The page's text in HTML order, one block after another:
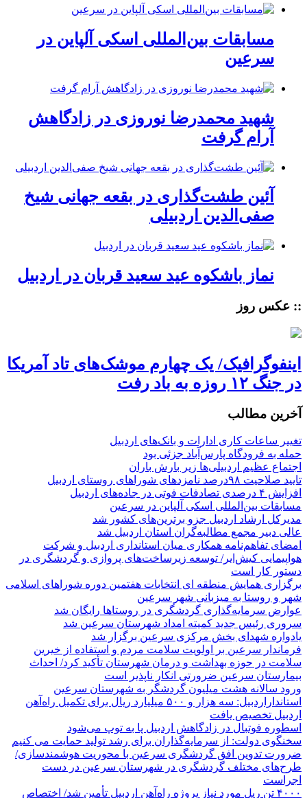
مسابقات بین‌المللی اسکی آلپاین در
سرعین
شهید محمدرضا نوروزی در زادگاهش
آرام گرفت
آئین طشت‌گذاری در بقعه جهانی شیخ
صفی‌الدین اردبیلی
نماز باشکوه عید سعید قربان در اردبیل
:: عکس روز
اینفوگرافیک/ یک چهارم موشک‌های تاد آمریکا
در جنگ ۱۲ روزه به باد رفت
آخرین مطالب
تغییر ساعات کاری ادارات و بانک‌های اردبیل
حمله به فرودگاه پارس‌‌آباد جزئی بود
اجتماع عظیم اردبیلی‌ها زیر بارش باران
تایید صلاحیت ۹۸درصد نامزدهای شوراهای روستای اردبیل
افزایش ۴ درصدی تصادفات فوتی در جاده‌های اردبیل
مسابقات بین‌المللی اسکی آلپاین در سرعین
مدیرکل ارشاد اردبیل جزو برترین‌های کشور شد
عالی دبیر مجمع مطالبه‌گران استان اردبیل شد
امضای تفاهم‌نامه همکاری میان استانداری اردبیل و شرکت
هواپیمایی کیش‌ایر/ توسعه زیرساخت‌های پروازی و گردشگری در
دستور کار است
برگزاری همایش منطقه ای انتخابات هفتمین دوره شوراهای اسلامی
شهر و روستا به میزبانی شهر سرعین
عوارض سرمایه‌گذاری گردشگری در روستاها رایگان شد
سروری رئیس جدید کمیته امداد شهرستان سرعین شد
یادواره شهدای بخش مرکزی سرعین برگزار شد
فرماندار سرعین بر اولویت سلامت مردم و استفاده از خیرین
سلامت در حوزه بهداشت و درمان شهرستان تأکید کرد/ احداث
بیمارستان سرعین ضرورتی انکار ناپذیر است
ورود سالانه هشت میلیون گردشگر به شهرستان سرعین
استانداراردبیل: سه هزار و ۵۰۰ میلیارد ریال برای تکمیل راه‌آهن
اردبیل تخصیص یافت
اسطوره فوتبال در زادگاهش اردبیل پا به توپ می‌شود
سخنگوی دولت: از سرمایه‌گذاران برای رشد تولید حمایت می کنیم
ضرورت تدوین افق گردشگری سرعین با محوریت هوشمندسازی/
طرح‌های مختلف گردشگری در شهرستان سرعین در دست
اجراست
۴۰۰۰ تن ریل مورد نیاز پروژه راه‌آهن اردبیل تأمین شد/ اختصاص